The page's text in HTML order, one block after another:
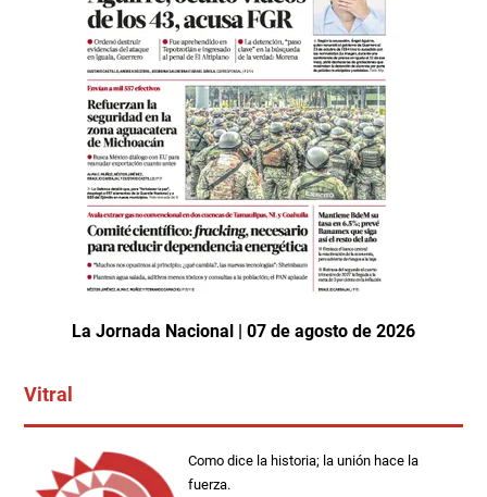
La Jornada Nacional | 07 de agosto de 2026
Vitral
Como dice la historia; la unión hace la
fuerza.